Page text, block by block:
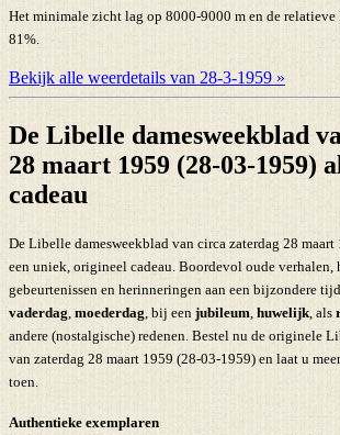
Het minimale zicht lag op 8000-9000 m en de
81%.
Bekijk alle weerdetails van 28-3-1959 »
De Libelle damesweekblad
28 maart 1959 (28-03-1959)
cadeau
De Libelle damesweekblad van circa zaterdag 28
een uniek, origineel cadeau. Boordevol oude verhalen,
gebeurtenissen en herinneringen aan een bijzondere
vaderdag, moederdag, bij een jubileum, huwelijk, als
andere (nostalgische) redenen. Bestel nu de originele
van zaterdag 28 maart 1959 (28-03-1959) en laat u
toen.
Authentieke exemplaren